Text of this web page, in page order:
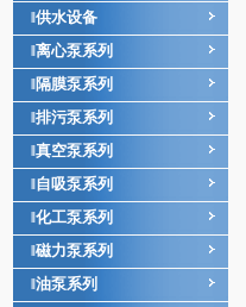
供水设备
离心泵系列
隔膜泵系列
排污泵系列
真空泵系列
自吸泵系列
化工泵系列
磁力泵系列
油泵系列